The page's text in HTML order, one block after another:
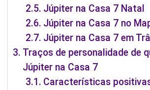
Júpiter na Casa 7 Natal
Júpiter na Casa 7 no
Júpiter na Casa 7 em
Traços de personalidade de
Júpiter na Casa 7
Características